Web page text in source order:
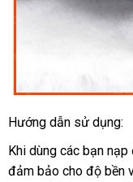
Hướng dẫn sử dụng:
đặt
hàng
Khi dùng vận
chuyển
các bạn
đảm bảo cho độ bền